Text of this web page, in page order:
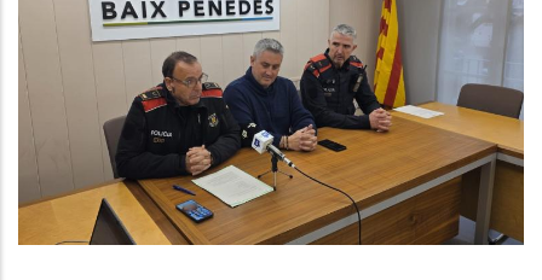
Marxa Un Nou Servei De Recollida
De Denúncies In Situ Al Baix
Penedès Per Apropar L’atenció
Policial A La Ciutadania
Altres